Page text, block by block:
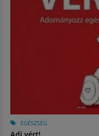
EGÉSZSÉG